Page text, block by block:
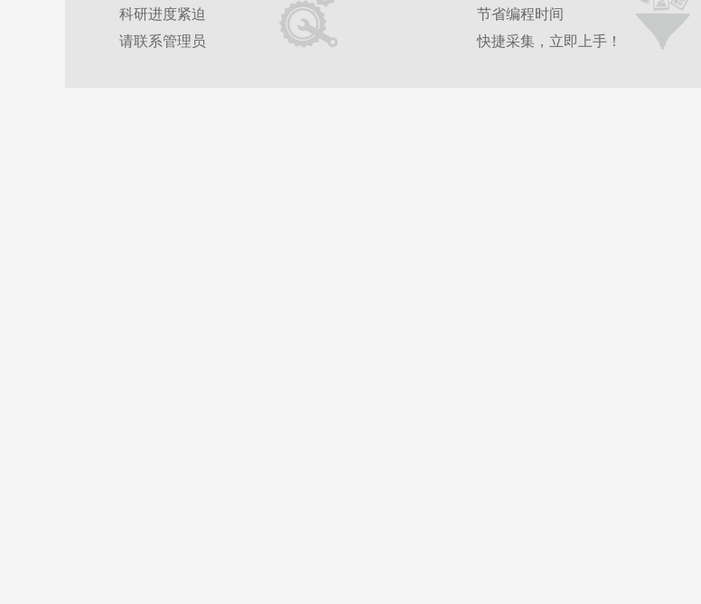
科研进度紧迫
请联系管理员
节省编程时间
快捷采集，立即上手！